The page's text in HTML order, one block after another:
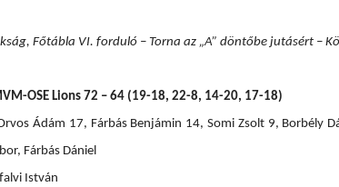
Főtábla VI. forduló – Torna az „A” döntőbe jutásért –
OSE Lions 72 – 64 (19-18, 22-8, 14-20, 17-18)
Ádám 17, Fárbás Benjámin 14, Somi Zsolt 9, Borbély
Fárbás Dániel
István